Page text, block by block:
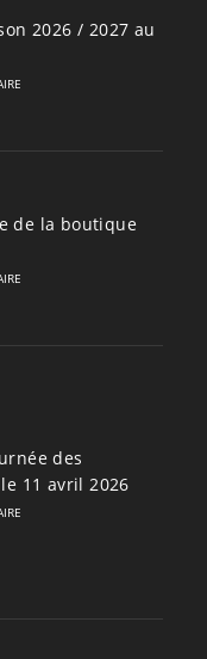
2026 / 2027 au
de la boutique
des
11 avril 2026